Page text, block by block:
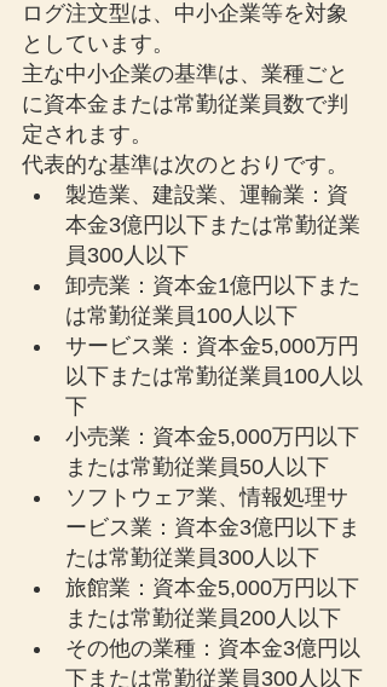
ログ注文型は、中小企業等を対象
としています。
主な中小企業の基準は、業種ごと
に資本金または常勤従業員数で判
定されます。
代表的な基準は次のとおりです。
製造業、建設業、運輸業：資
本金3億円以下または常勤従業
員300人以下
卸売業：資本金1億円以下また
は常勤従業員100人以下
サービス業：資本金5,000万円
以下または常勤従業員100人以
下
小売業：資本金5,000万円以下
または常勤従業員50人以下
ソフトウェア業、情報処理サ
ービス業：資本金3億円以下ま
たは常勤従業員300人以下
旅館業：資本金5,000万円以下
または常勤従業員200人以下
その他の業種：資本金3億円以
下または常勤従業員300人以下